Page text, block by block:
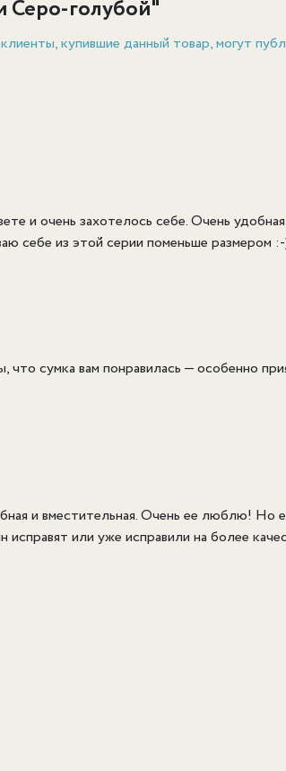
Серо-голубой"
купившие данный товар, могут
и очень захотелось себе. Очень
себе из этой серии поменьше размером
сумка вам понравилась — особенно
и вместительная. Очень ее люблю!
или уже исправили на более